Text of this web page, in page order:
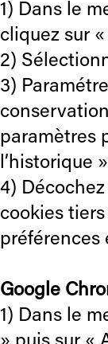
1) Dans le
cliquez sur
2)
3)
paramètres
l’historique »
4)
cookies
préférences
Google
1) Dans le